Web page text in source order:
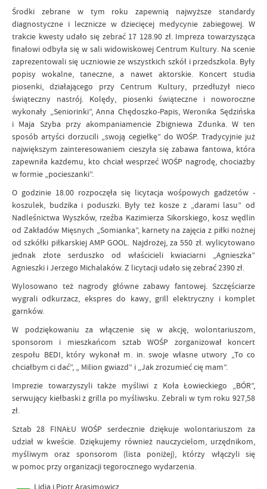
Środki zebrane w tym roku zapewnią najwyższe standardy
diagnostyczne i lecznicze w dziecięcej medycynie zabiegowej. W
trakcie kwesty udało się zebrać 17 128.90 zł. Impreza towarzysząca
finałowi odbyła się w sali widowiskowej Centrum Kultury. Na scenie
zaprezentowali się uczniowie ze wszystkich szkół i przedszkola. Były
popisy wokalne, taneczne, a nawet aktorskie. Koncert studia
piosenki, działającego przy Centrum Kultury, przedłużył nieco
świąteczny nastrój. Kolędy, piosenki świąteczne i noworoczne
wykonały „Seniorinki”, Anna Chędoszko-Papis, Weronika Sędzińska
i Maja Szyba przy akompaniamencie Zbigniewa Zdunka. W ten
sposób artyści dorzucili „swoją cegiełkę” do WOŚP. Tradycyjnie już
największym zainteresowaniem cieszyła się zabawa fantowa, która
zapewniła każdemu, kto chciał wesprzeć WOŚP nagrodę, chociażby
w formie „pocieszanki”.
O godzinie 18.00 rozpoczęła się licytacja wośpowych gadżetów -
koszulek, budzika i poduszki. Były też kosze z „darami lasu” od
Nadleśnictwa Wyszków, rzeźba Kazimierza Sikorskiego, kosz wędlin
od Zakładów Mięsnych „Somianka”, karnety na zajęcia z piłki nożnej
od szkółki piłkarskiej AMP GOOL. Najdrożej, za 550 zł. wylicytowano
jednak złote serduszko od właścicieli kwiaciarni „Agnieszka”
Agnieszki i Jerzego Michalaków. Z licytacji udało się zebrać 2390 zł.
Wylosowano też nagrody główne zabawy fantowej. Szczęściarze
wygrali odkurzacz, ekspres do kawy, grill elektryczny i komplet
garnków.
W podziękowaniu za włączenie się w akcję, wolontariuszom,
sponsorom i mieszkańcom sztab WOŚP zorganizował koncert
zespołu BEDI, który wykonał m. in. swoje własne utwory „To co
chciałbym ci dać”, „ Milion gwiazd” i „Jak zrozumieć cię mam”.
Imprezie towarzyszyli także myśliwi z Koła Łowieckiego „BÓR”,
serwujący kiełbaski z grilla po myśliwsku. Zebrali w tym roku 927,58
zł.
Sztab 28 FINAŁU WOŚP serdecznie dziękuje wolontariuszom za
udział w kweście. Dziękujemy również nauczycielom, urzędnikom,
myśliwym oraz sponsorom (lista poniżej), którzy włączyli się
w pomoc przy organizacji tegorocznego wydarzenia.
Lidia i Piotr Arasimowicz